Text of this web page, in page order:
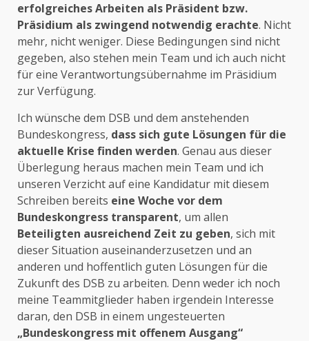
erfolgreiches Arbeiten als Präsident bzw.
Präsidium als zwingend notwendig erachte. Nicht
mehr, nicht weniger. Diese Bedingungen sind nicht
gegeben, also stehen mein Team und ich auch nicht
für eine Verantwortungsübernahme im Präsidium
zur Verfügung.
Ich wünsche dem DSB und dem anstehenden
Bundeskongress, dass sich gute Lösungen für die
aktuelle Krise finden werden. Genau aus dieser
Überlegung heraus machen mein Team und ich
unseren Verzicht auf eine Kandidatur mit diesem
Schreiben bereits eine Woche vor dem
Bundeskongress transparent, um allen
Beteiligten ausreichend Zeit zu geben, sich mit
dieser Situation auseinanderzusetzen und an
anderen und hoffentlich guten Lösungen für die
Zukunft des DSB zu arbeiten. Denn weder ich noch
meine Teammitglieder haben irgendein Interesse
daran, den DSB in einem ungesteuerten
„Bundeskongress mit offenem Ausgang“